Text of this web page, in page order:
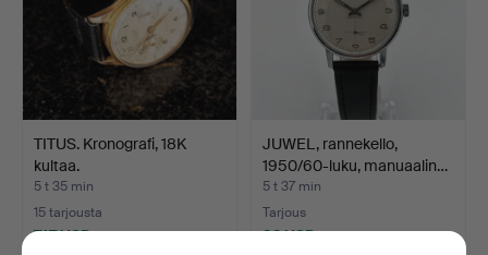
TITUS. Kronografi, 18K
kultaa.
5 t 35 min
15 tarjousta
747 USD
JUWEL, rannekello,
1950/60-luku, manuaalin…
5 t 37 min
Tarjous
32 USD